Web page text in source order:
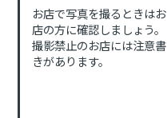
お店で写真を撮るときはお
店の方に確認しましょう。
撮影禁止のお店には注意書
きがあります。